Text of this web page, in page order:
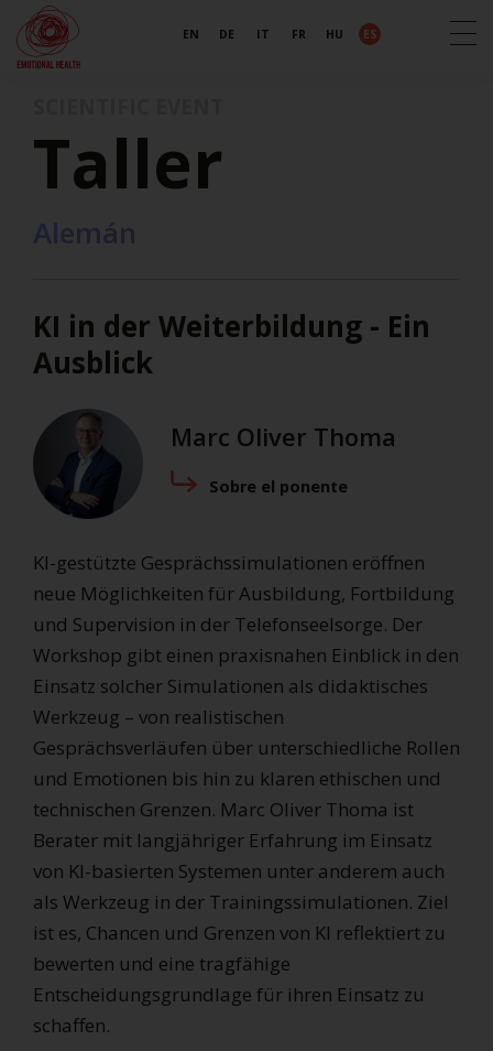
EN DE IT FR HU ES
Taller
Alemán
KI in der Weiterbildung - Ein
Ausblick
Marc Oliver Thoma
Sobre el ponente
KI-gestützte Gesprächssimulationen eröffnen
neue Möglichkeiten für Ausbildung, Fortbildung
und Supervision in der Telefonseelsorge. Der
Workshop gibt einen praxisnahen Einblick in den
Einsatz solcher Simulationen als didaktisches
Werkzeug – von realistischen
Gesprächsverläufen über unterschiedliche Rollen
und Emotionen bis hin zu klaren ethischen und
technischen Grenzen. Marc Oliver Thoma ist
Berater mit langjähriger Erfahrung im Einsatz
von KI-basierten Systemen unter anderem auch
als Werkzeug in der Trainingssimulationen. Ziel
ist es, Chancen und Grenzen von KI reflektiert zu
bewerten und eine tragfähige
Entscheidungsgrundlage für ihren Einsatz zu
schaffen.